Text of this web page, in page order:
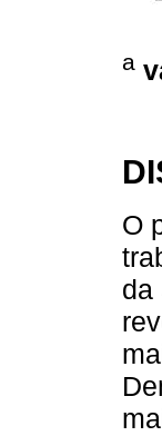
a
O
da